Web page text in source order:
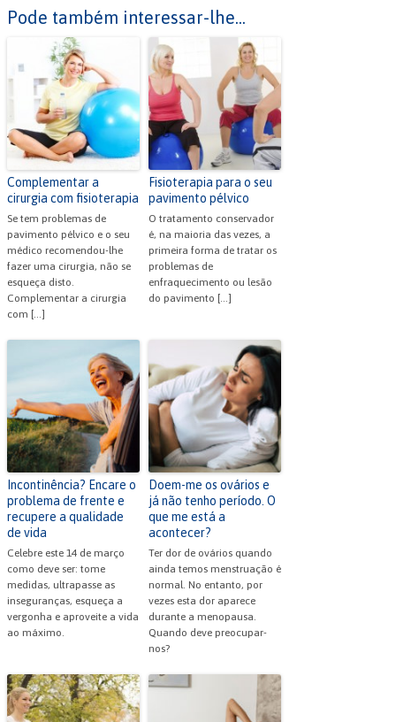
c
e
b
o
o
k
itt
er
er
t
at
s
A
p
p
ai tF
ri
e
n
dl
y
h
ar
Pode também interessar-lhe...
Complementar a
cirurgia com fisioterapia
Se tem problemas de
pavimento pélvico e o seu
médico recomendou-lhe
fazer uma cirurgia, não se
esqueça disto.
Complementar a cirurgia
com […]
Fisioterapia para o seu
pavimento pélvico
O tratamento conservador
é, na maioria das vezes, a
primeira forma de tratar os
problemas de
enfraquecimento ou lesão
do pavimento […]
Incontinência? Encare o
problema de frente e
recupere a qualidade
de vida
Celebre este 14 de março
como deve ser: tome
medidas, ultrapasse as
inseguranças, esqueça a
vergonha e aproveite a vida
ao máximo.
Doem-me os ovários e
já não tenho período. O
que me está a
acontecer?
Ter dor de ovários quando
ainda temos menstruação é
normal. No entanto, por
vezes esta dor aparece
durante a menopausa.
Quando deve preocupar-
nos?